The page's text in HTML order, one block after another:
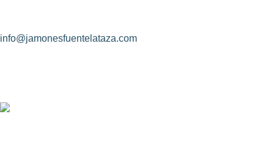
info@jamonesfuentelataza.com